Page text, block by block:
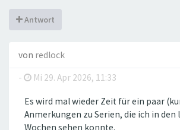
Antwort
von redlock
-
Mi 29. Apr 2026, 11:33
Es wird mal wieder Zeit für ein paar
Anmerkungen zu Serien, die ich in
Wochen sehen konnte.